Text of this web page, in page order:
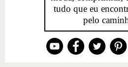
tudo que eu
pelo